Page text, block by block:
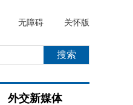
无障碍 关怀版
外交新媒体